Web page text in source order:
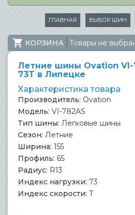
ГЛАВНАЯ ВЫБОР ШИН
КОРЗИНА Товары не
Летние шины Ovation VI-
73T в Липецке
Характеристика товара
Производитель: Ovation
Модель: VI-782AS
Тип шины: Легковые шины
Сезон: Летние
Ширина: 155
Профиль: 65
Радиус: R13
Индекс нагрузки: 73
Индекс скорости: T